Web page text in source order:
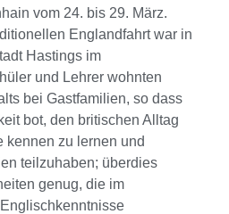
vom 24. bis 29. März.
Englandfahrt war in
Hastings im
und Lehrer wohnten
bei Gastfamilien, so dass
bot, den britischen Alltag
kennen zu lernen und
teilzuhaben; überdies
genug, die im